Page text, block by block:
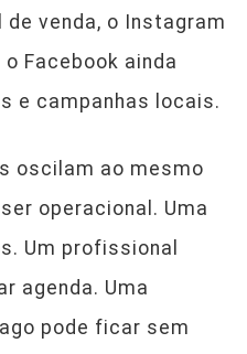
de venda, o Instagram
Facebook ainda
e campanhas locais.
oscilam ao mesmo
operacional. Uma
Um profissional
agenda. Uma
pode ficar sem